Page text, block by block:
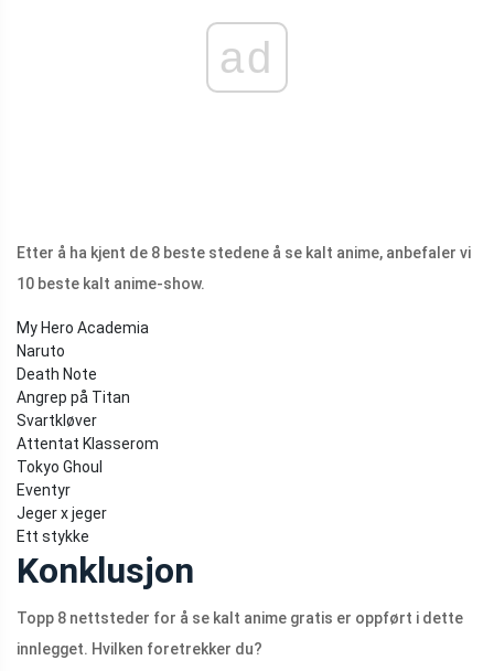
ad
Etter å ha kjent de 8 beste stedene å se kalt anime, anbefaler vi
10 beste kalt anime-show.
My Hero Academia
Naruto
Death Note
Angrep på Titan
Svartkløver
Attentat Klasserom
Tokyo Ghoul
Eventyr
Jeger x jeger
Ett stykke
Konklusjon
Topp 8 nettsteder for å se kalt anime gratis er oppført i dette
innlegget. Hvilken foretrekker du?